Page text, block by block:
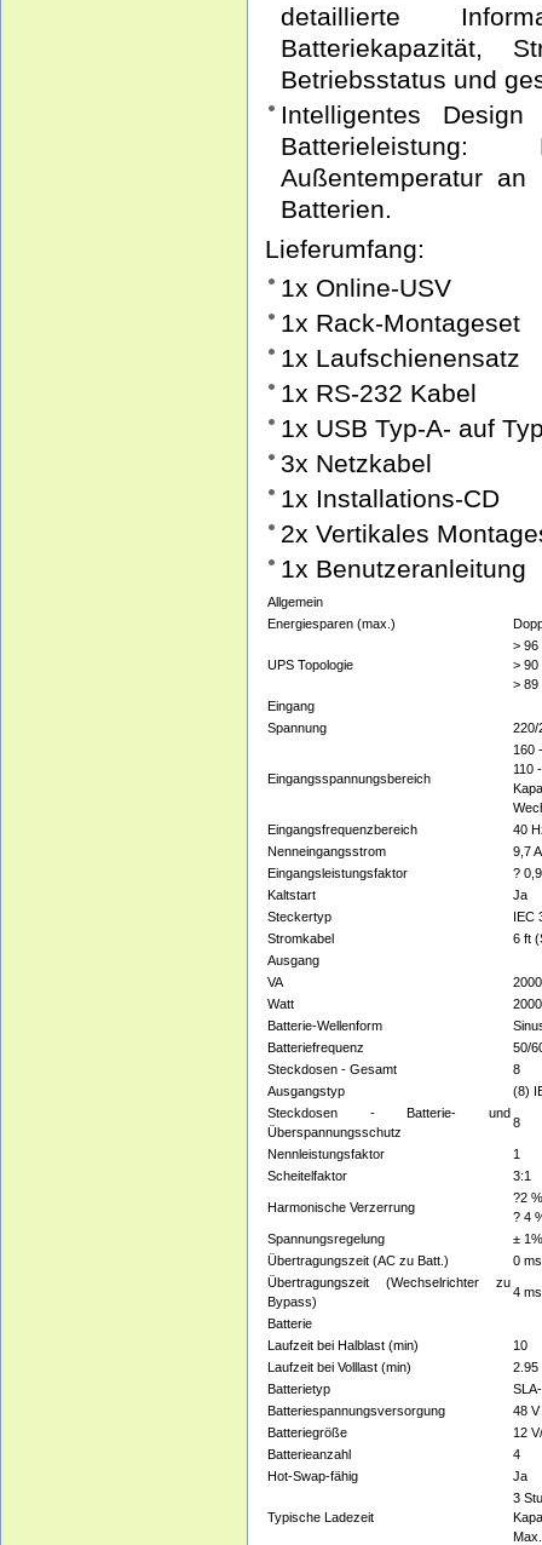
detaillierte
Batteriekapazität,
Betriebsstatus und
Intelligentes
Außentemperatur
Batterien.
Lieferumfang:
1x Online-USV
1x Rack-Montageset
1x Laufschienensatz
1x RS-232 Kabel
1x USB Typ-A- auf
3x Netzkabel
1x Installations-CD
2x Vertikales
1x Benutzeranleitung
Allgemein
Energiesparen (max.)
UPS Topologie
> 96
> 90
> 89
Eingang
Spannung
220/
Eingangsspannungsbereich
160
110
Eingangsfrequenzbereich
40
Nenneingangsstrom
9,7 A
Eingangsleistungsfaktor
?
Kaltstart
Ja
Steckertyp
IEC
Stromkabel
6 ft
Ausgang
VA
2000
Watt
2000
Batterie-Wellenform
Batteriefrequenz
50/
Steckdosen - Gesamt
8
Ausgangstyp
(8)
Steckdosen - Batterie- und
Überspannungsschutz
8
Nennleistungsfaktor
1
Scheitelfaktor
3:1
Harmonische Verzerrung
?2
? 4
Spannungsregelung
±
Übertragungszeit (AC zu Batt.)
0 ms
Übertragungszeit (Wechselrichter zu
Bypass)
4
Batterie
Laufzeit bei Halblast (min)
10
Laufzeit bei Volllast (min)
2.95
Batterietyp
Batteriespannungsversorgung
48 V
Batteriegröße
12
Batterieanzahl
4
Hot-Swap-fähig
Ja
Typische Ladezeit
3